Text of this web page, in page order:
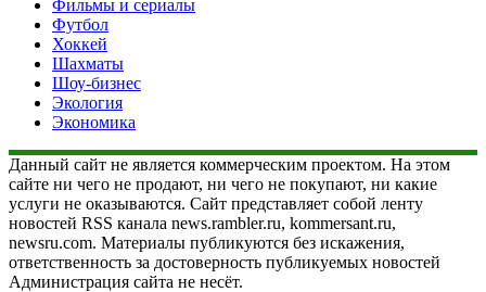
Фильмы и сериалы
Футбол
Хоккей
Шахматы
Шоу-бизнес
Экология
Экономика
Данный сайт не является коммерческим проектом. На этом
сайте ни чего не продают, ни чего не покупают, ни какие
услуги не оказываются. Сайт представляет собой ленту
новостей RSS канала news.rambler.ru, kommersant.ru,
newsru.com. Материалы публикуются без искажения,
ответственность за достоверность публикуемых новостей
Администрация сайта не несёт.